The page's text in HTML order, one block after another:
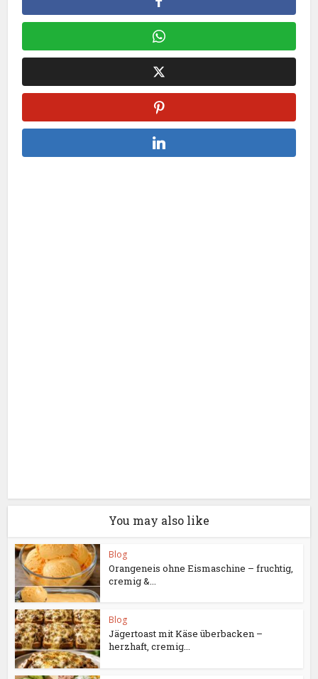
You may also like
Blog
Orangeneis ohne Eismaschine – fruchtig,
cremig &...
Blog
Jägertoast mit Käse überbacken –
herzhaft, cremig...